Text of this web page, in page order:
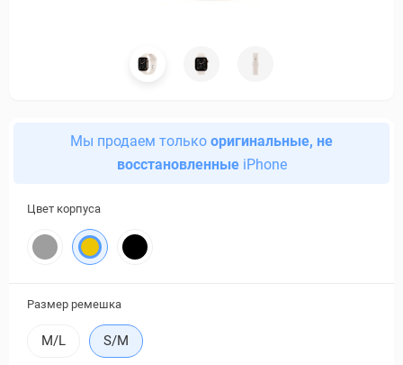
Мы продаем только оригинальные, не
восстановленныеiPhone
Цвет корпуса
Размер ремешка
M/L S/M